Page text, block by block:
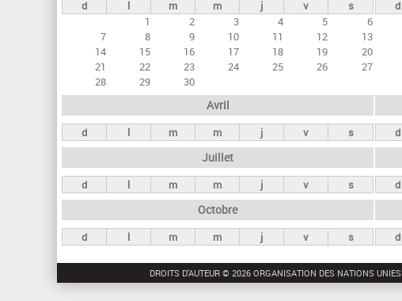
s
n
c
i
p
a
x
d l m m j v
s
1
2 3 4 5
6
7
8 9 10 11 12
13
14
15 16 17 18 19
20
21
22 23 24 25 26
27
28
29 30
d
Avril
d l m m j v s d
Juillet
d l m m j v s d
Octobre
d l m m j v s d
DROITS D'AUTEUR © 2026 ORGANISATION DES NATIONS UNIES